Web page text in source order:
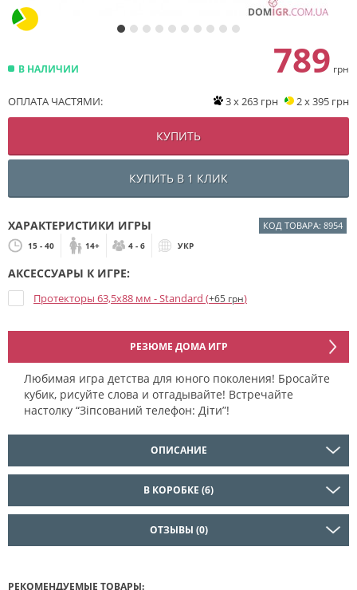
В НАЛИЧИИ 789 грн
ОПЛАТА ЧАСТЯМИ: 3 x 263 грн 2 x 395 грн
КУПИТЬ
КУПИТЬ В 1 КЛИК
ХАРАКТЕРИСТИКИ ИГРЫ КОД ТОВАРА: 8954
15 - 40 14+ 4 - 6 УКР
АКСЕССУАРЫ К ИГРЕ:
Протекторы 63,5x88 мм - Standard (+65 грн)
РЕЗЮМЕ ДОМА ИГР
Любимая игра детства для юного поколения! Бросайте
кубик, рисуйте слова и отгадывайте! Встречайте
настолку “Зіпсований телефон: Діти”!
ОПИСАНИЕ
В КОРОБКЕ (6)
ОТЗЫВЫ (0)
РЕКОМЕНДУЕМЫЕ ТОВАРЫ: